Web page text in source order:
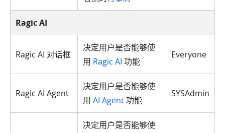
Ragic AI
Ragic AI 对话框
决定用户是否能够使
用 Ragic AI 功能
Everyone
Ragic AI Agent
决定用户是否能够使
用 AI Agent功能
SYSAdmin
决定用户是否能够使